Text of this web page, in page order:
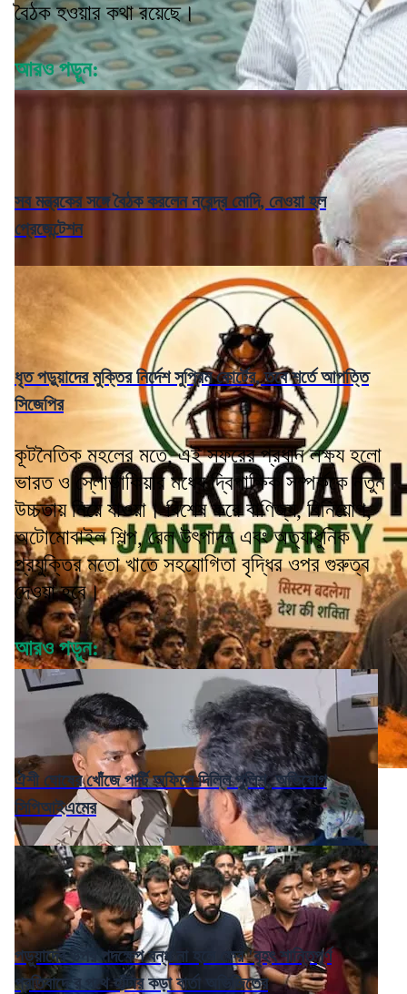
বৈঠক হওয়ার কথা রয়েছে।
আরও পড়ুন:
সব মন্ত্রকের সঙ্গে বৈঠক করলেন নরেন্দ্র মোদি, নেওয়া হল
প্রেজেন্টেশন
ধৃত পড়ুয়াদের মুক্তির নির্দেশ সুপ্রিম কোর্টের, তবে শর্তে আপত্তি
সিজেপির
কূটনৈতিক মহলের মতে, এই সফরের প্রধান লক্ষ্য হলো
ভারত ও স্লোভাকিয়ার মধ্যে দ্বিপাক্ষিক সম্পর্ককে নতুন
উচ্চতায় নিয়ে যাওয়া। বিশেষ করে বাণিজ্য, বিনিয়োগ,
অটোমোবাইল শিল্প, রেল উৎপাদন এবং অত্যাধুনিক
প্রযুক্তির মতো খাতে সহযোগিতা বৃদ্ধির ওপর গুরুত্ব
দেওয়া হবে।
আরও পড়ুন:
ঐশী ঘোষের খোঁজে পার্টি অফিসে দিল্লি পুলিশ, অভিযোগ
সিপিআইএমের
পড়ুয়াদের উপর পদক্ষেপ বন্ধ না হলে ফের 'বৃহৎ শান্তিপূর্ণ
প্রতিবাদে'র পথে হাঁটার কড়া বার্তা অভিজিতের